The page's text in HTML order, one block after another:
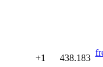
+1 438.183